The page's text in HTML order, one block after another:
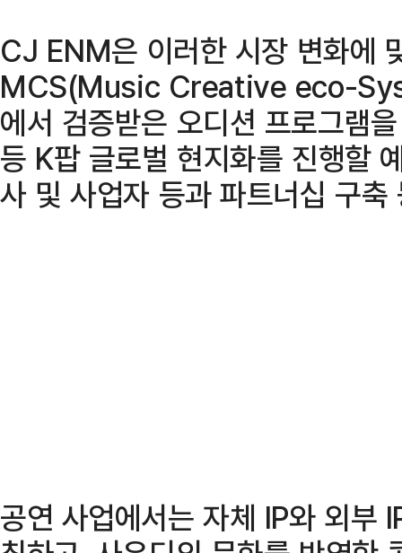
CJ ENM은 이러한 시장 변화에
MCS(Music Creative eco-
에서 검증받은 오디션 프로그램
등 K팝 글로벌 현지화를 진행할
사 및 사업자 등과 파트너십 구축
공연 사업에서는 자체 IP와 외부